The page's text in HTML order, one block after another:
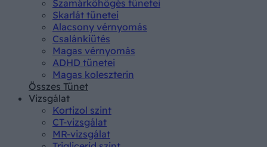
Szamárköhögés tünetei
Skarlát tünetei
Alacsony vérnyomás
Csalánkiütés
Magas vérnyomás
ADHD tünetei
Magas koleszterin
Összes Tünet
Vizsgálat
Kortizol szint
CT-vizsgálat
MR-vizsgálat